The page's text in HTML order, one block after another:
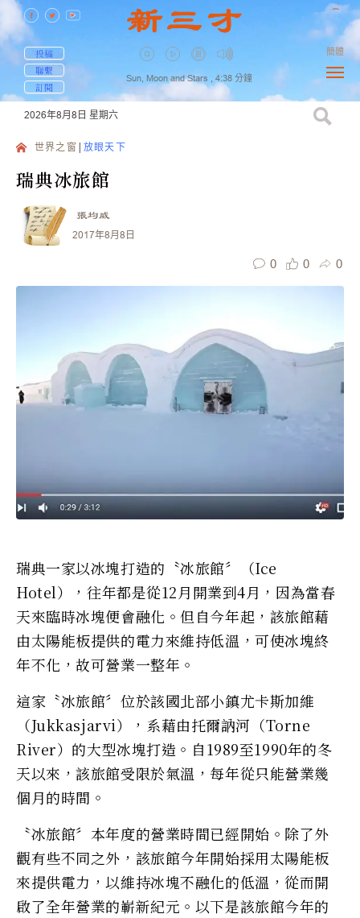
投稿
聯繫
訂閱
Sun, Moon and Stars , 4:38 分鐘
簡體
2026年8月8日 星期六
世界之窗 放眼天下
瑞典冰旅館
張均威
2017年8月8日
0 0 0
瑞典一家以冰塊打造的〝冰旅館〞（Ice
Hotel），往年都是從12月開業到4月，因為當春
天來臨時冰塊便會融化。但自今年起，該旅館藉
由太陽能板提供的電力來維持低溫，可使冰塊終
年不化，故可營業一整年。
這家〝冰旅館〞位於該國北部小鎮尤卡斯加維
（Jukkasjarvi），系藉由托爾訥河（Torne
River）的大型冰塊打造。自1989至1990年的冬
天以來，該旅館受限於氣溫，每年從只能營業幾
個月的時間。
〝冰旅館〞本年度的營業時間已經開始。除了外
觀有些不同之外，該旅館今年開始採用太陽能板
來提供電力，以維持冰塊不融化的低溫，從而開
啟了全年營業的嶄新紀元。以下是該旅館今年的